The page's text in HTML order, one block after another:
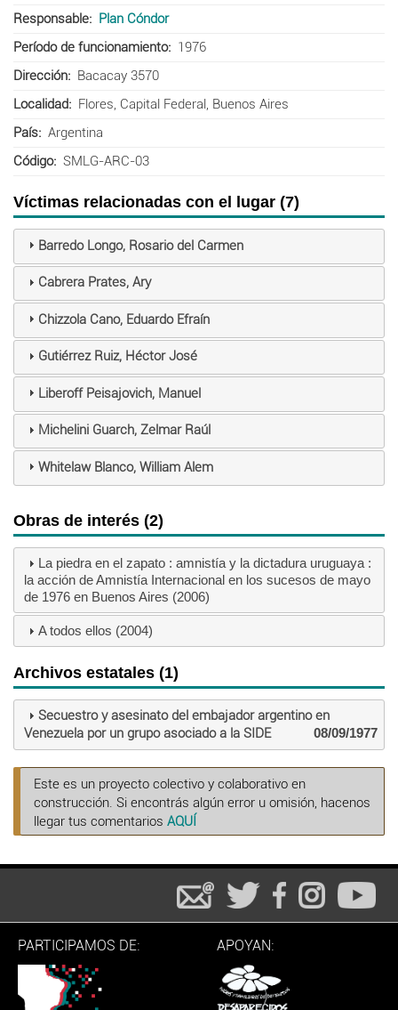
Responsable
Plan Cóndor
Período de funcionamiento
1976
Dirección
Bacacay 3570
Localidad
Flores, Capital Federal, Buenos Aires
País
Argentina
Código
SMLG-ARC-03
Víctimas relacionadas con el lugar (7)
Barredo Longo, Rosario del Carmen
Cabrera Prates, Ary
Chizzola Cano, Eduardo Efraín
Gutiérrez Ruiz, Héctor José
Liberoff Peisajovich, Manuel
Michelini Guarch, Zelmar Raúl
Whitelaw Blanco, William Alem
Obras de interés (2)
La piedra en el zapato : amnistía y la dictadura uruguaya :
la acción de Amnistía Internacional en los sucesos de mayo
de 1976 en Buenos Aires (2006)
A todos ellos (2004)
Archivos estatales (1)
Secuestro y asesinato del embajador argentino en
Venezuela por un grupo asociado a la SIDE
08/09/1977
Este es un proyecto colectivo y colaborativo en
construcción. Si encontrás algún error u omisión, hacenos
llegar tus comentarios AQUÍ
PARTICIPAMOS DE: APOYAN: